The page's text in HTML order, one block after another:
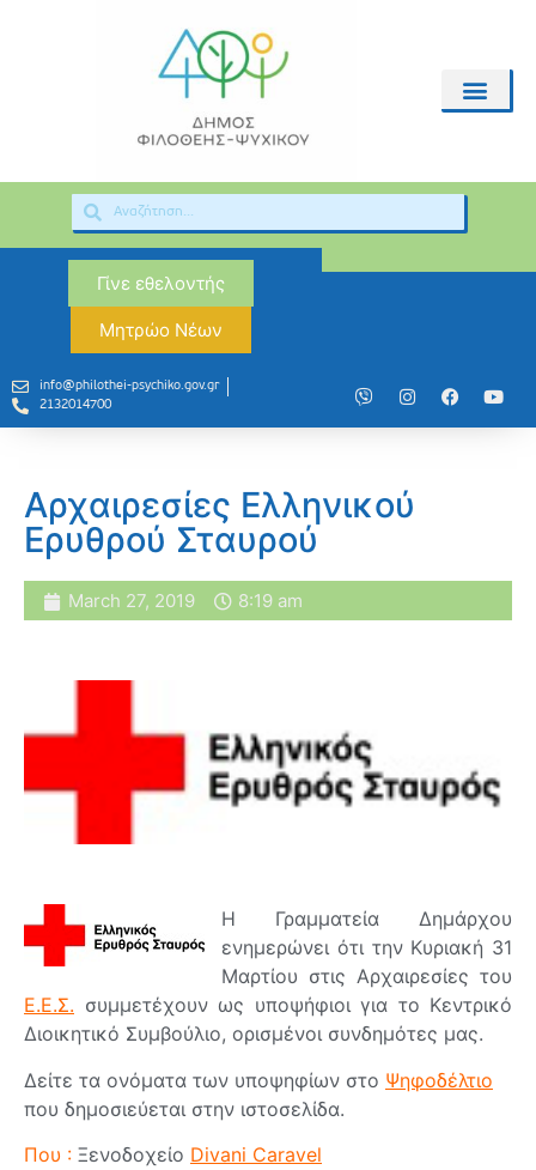
Γίνε εθελοντής
Μητρώο Νέων
info@philothei-psychiko.gov.gr
2132014700
Αρχαιρεσίες Ελληνικού
Ερυθρού Σταυρού
March 27, 2019 8:19 am
H Γραμματεία Δημάρχου
ενημερώνει ότι την Κυριακή 31
Μαρτίου στις Αρχαιρεσίες του
Ε.Ε.Σ. συμμετέχουν ως υποψήφιοι για το Κεντρικό
Διοικητικό Συμβούλιο, ορισμένοι συνδημότες μας.
Δείτε τα ονόματα των υποψηφίων στο Ψηφοδέλτιο
που δημοσιεύεται στην ιστοσελίδα.
Που : Ξενοδοχείο Divani Caravel